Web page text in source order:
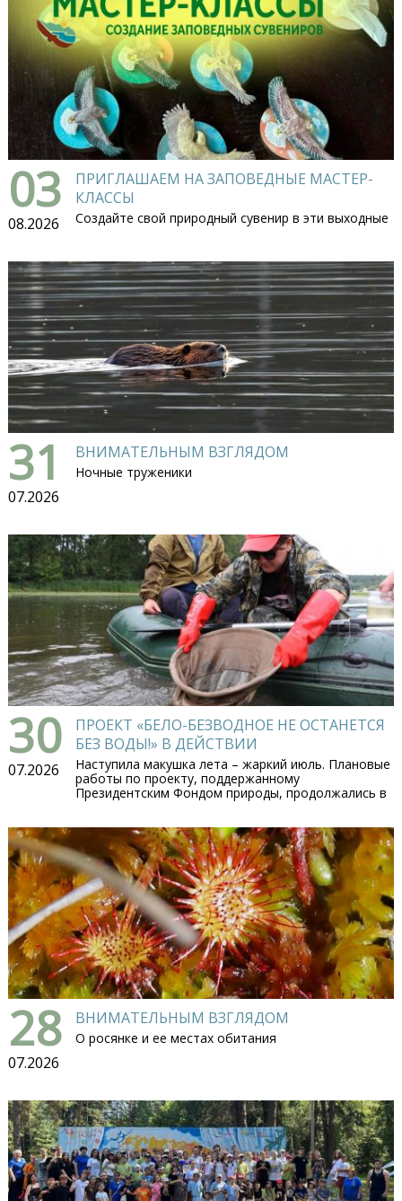
03
08.2026
ПРИГЛАШАЕМ НА ЗАПОВЕДНЫЕ МАСТЕР-
КЛАССЫ
Создайте свой природный сувенир в эти выходные
31
07.2026
ВНИМАТЕЛЬНЫМ ВЗГЛЯДОМ
Ночные труженики
30
07.2026
ПРОЕКТ «БЕЛО-БЕЗВОДНОЕ НЕ ОСТАНЕТСЯ
БЕЗ ВОДЫ!» В ДЕЙСТВИИ
Наступила макушка лета – жаркий июль. Плановые
работы по проекту, поддержанному
Президентским Фондом природы, продолжались в
28
07.2026
ВНИМАТЕЛЬНЫМ ВЗГЛЯДОМ
О росянке и ее местах обитания